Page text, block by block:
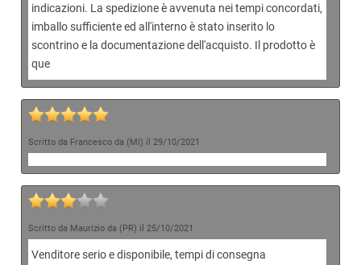
indicazioni. La spedizione è avvenuta nei tempi concordati,
imballo sufficiente ed all'interno è stato inserito lo
scontrino e la documentazione dell'acquisto. Il prodotto è
que
Scritto da Francesco da (MI) il 29/10/2021
Scritto da Maurizio da (PR) il 25/10/2021
Venditore serio e disponibile, tempi di consegna